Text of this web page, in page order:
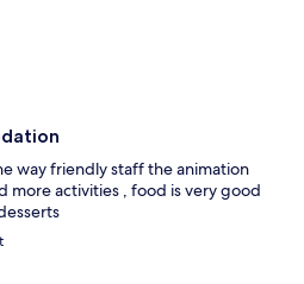
way friendly staff the animation
more activities , food is very good